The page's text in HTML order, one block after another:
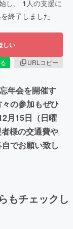
し、 1 人の支援に
終了しました
しい
URLコピー
年会を開催す
の参加もぜひ
月15日（日曜
様の交通費や
でお願い致し
もチェックし